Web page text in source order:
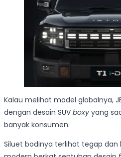
Kalau melihat model globalnya,
dengan desain SUV boxy yang
banyak konsumen.
Siluet bodinya terlihat tegap